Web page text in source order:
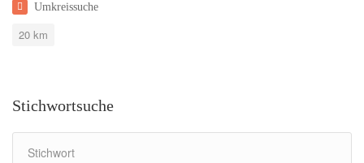
Umkreissuche
20 km
Stichwortsuche